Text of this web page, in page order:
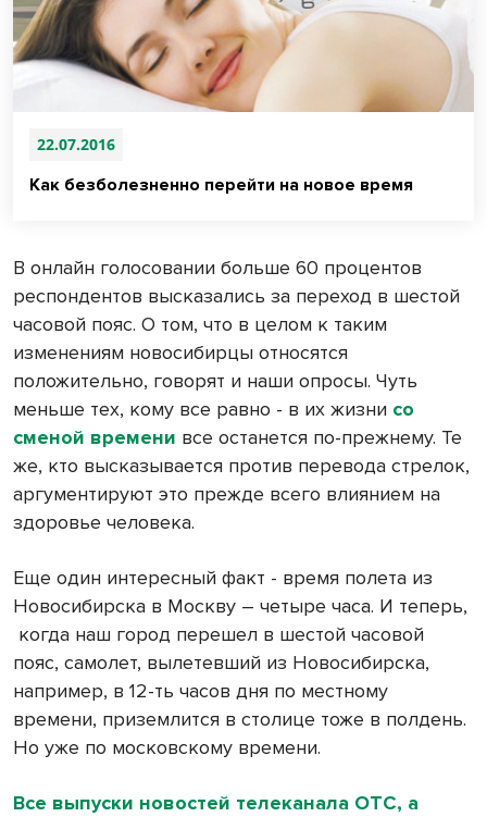
22.07.2016
Как безболезненно перейти на новое время
В онлайн голосовании больше 60 процентов
респондентов высказались за переход в шестой
часовой пояс. О том, что в целом к таким
изменениям новосибирцы относятся
положительно, говорят и наши опросы. Чуть
меньше тех, кому все равно - в их жизни со
сменой времени все останется по-прежнему. Те
же, кто высказывается против перевода стрелок,
аргументируют это прежде всего влиянием на
здоровье человека.
Еще один интересный факт - время полета из
Новосибирска в Москву – четыре часа. И теперь,
когда наш город перешел в шестой часовой
пояс, самолет, вылетевший из Новосибирска,
например, в 12-ть часов дня по местному
времени, приземлится в столице тоже в полдень.
Но уже по московскому времени.
Все выпуски новостей телеканала ОТС, а